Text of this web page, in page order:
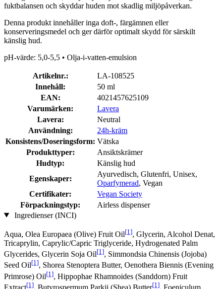
fuktbalansen och skyddar huden mot skadlig miljöpåverkan.
Denna produkt innehåller inga doft-, färgämnen eller
konserveringsmedel och ger därför optimalt skydd för särskilt
känslig hud.
pH-värde: 5,0-5,5 • Olja-i-vatten-emulsion
Artikelnr.:
LA-108525
Innehåll:
50 ml
EAN:
4021457625109
Varumärken:
Lavera
Lavera:
Neutral
Användning:
24h-kräm
Konsistens/Doseringsform: Vätska
Produkttyper:
Ansiktskrämer
Hudtyp:
Känslig hud
Egenskaper:
Ayurvedisch, Glutenfri, Unisex,
Oparfymerad, Vegan
Certifikater:
Vegan Society
Förpackningstyp:
Airless dispenser
Ingredienser (INCI)
Aqua, Olea Europaea (Olive) Fruit Oil[1], Glycerin, Alcohol Denat,
Tricaprylin, Caprylic/Capric Triglyceride, Hydrogenated Palm
Glycerides, Glycerin Soja Oil[1], Simmondsia Chinensis (Jojoba)
Seed Oil[1], Shorea Stenoptera Butter, Oenothera Biennis (Evening
Primrose) Oil[1], Hippophae Rhamnoides (Sanddorn) Fruit
[1] [1]